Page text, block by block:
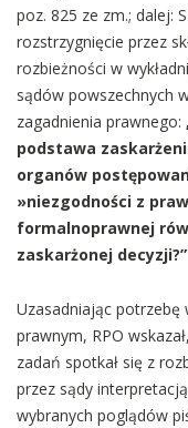
poz. 825 ze zm.; dalej:
rozstrzygnięcie przez
rozbieżności w
sądów powszechnych
zagadnienia prawnego:
podstawa
organów
»niezgodności z
formalnoprawnej
zaskarżonej decyzji?”
Uzasadniając potrzebę
prawnym, RPO
zadań spotkał się z
przez sądy
wybranych poglądów